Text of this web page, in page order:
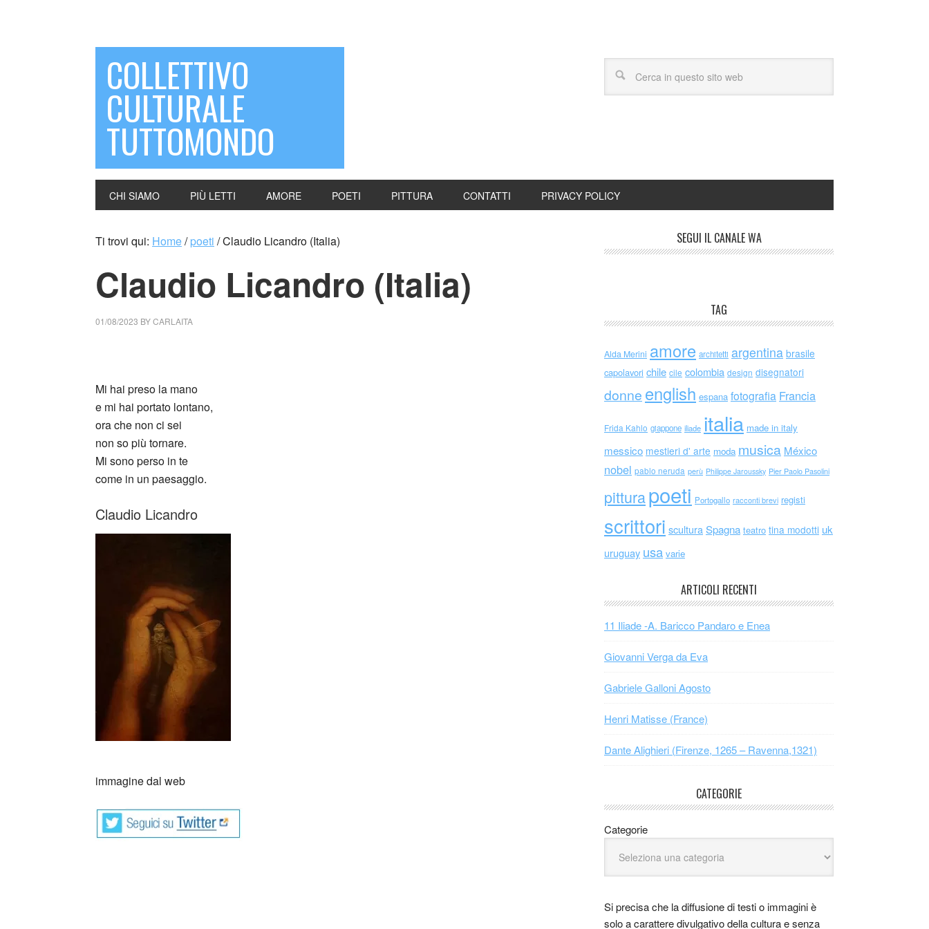
COLLETTIVO
CULTURALE
TUTTOMONDO
CHI SIAMO PIÙ LETTI AMORE POETI PITTURA CONTATTI PRIVACY POLICY
Ti trovi qui: Home/ poeti /Claudio Licandro (Italia)
Claudio Licandro (Italia)
01/08/2023 BYCARLAITA
Mi hai preso la mano
e mi hai portato lontano,
ora che non ci sei
non so più tornare.
Mi sono perso in te
come in un paesaggio.
Claudio Licandro
immagine dal web
SEGUI IL CANALE WA
TAG
Alda Merini amore architetti argentina brasile
capolavori chile cile colombia design disegnatori
donne english espana fotografia Francia
Frida Kahlo giappone iliade italia made in italy
messico mestieri d' arte moda musica México
nobel pablo neruda perù Philippe Jaroussky Pier Paolo Pasolini
pitturapoeti Portogallo racconti brevi registi
scrittori scultura Spagna teatro tina modotti uk
uruguay usa varie
ARTICOLI RECENTI
11 Iliade -A. Baricco Pandaro e Enea
Giovanni Verga da Eva
Gabriele Galloni Agosto
Henri Matisse (France)
Dante Alighieri (Firenze, 1265 – Ravenna,1321)
CATEGORIE
Categorie
Si precisa che la diffusione di testi o immagini è
solo a carattere divulgativo della cultura e senza